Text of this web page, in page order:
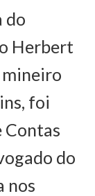
do
Herbert
mineiro
foi
Contas
do
nos